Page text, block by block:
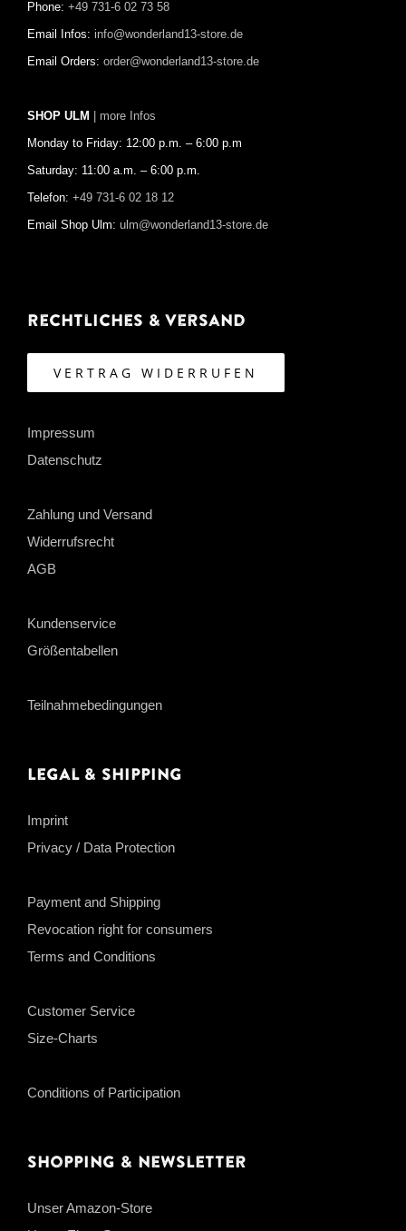
Phone: +49 731-6 02 73 58
Email Infos: info@wonderland13-store.de
Email Orders: order@wonderland13-store.de
SHOP ULM | more Infos
Monday to Friday: 12:00 p.m. – 6:00 p.m
Saturday: 11:00 a.m. – 6:00 p.m.
Telefon: +49 731-6 02 18 12
Email Shop Ulm: ulm@wonderland13-store.de
Rechtliches & Versand
VERTRAG WIDERRUFEN
Impressum
Datenschutz
Zahlung und Versand
Widerrufsrecht
AGB
Kundenservice
Größentabellen
Teilnahmebedingungen
Legal & Shipping
Imprint
Privacy / Data Protection
Payment and Shipping
Revocation right for consumers
Terms and Conditions
Customer Service
Size-Charts
Conditions of Participation
Shopping & Newsletter
Unser Amazon-Store